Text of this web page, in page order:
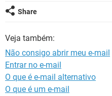
INSTAGRAM
Share
Veja também:
Não consigo abrir meu e-mail
Entrar no e-mail
O que é e-mail alternativo
O que é um e-mail